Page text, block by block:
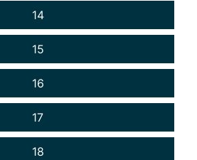
14
15
16
17
18